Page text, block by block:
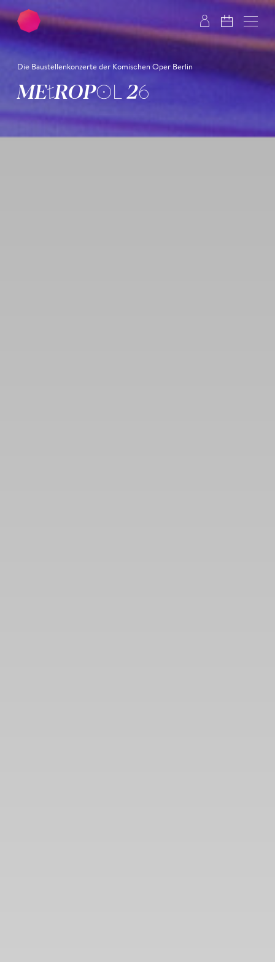
Zum Hauptinhalt springen Zum Footer springen
Die Baustellenkonzerte der Komischen Oper Berlin
METROPOL 26